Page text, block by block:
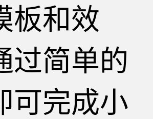
板和效
过简单的
可完成小